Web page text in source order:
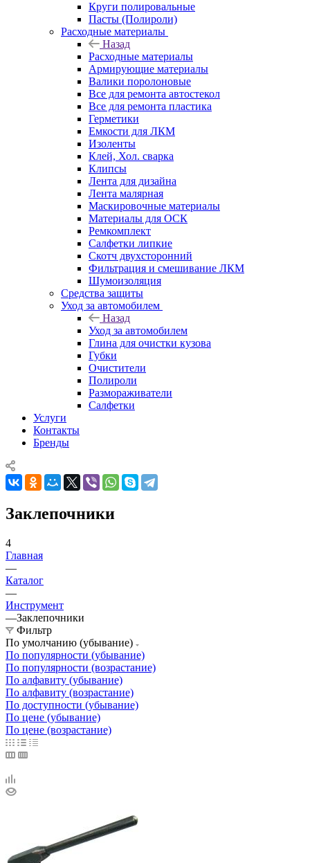
Круги полировальные
Пасты (Полироли)
Расходные материалы
Назад
Расходные материалы
Армирующие материалы
Валики поролоновые
Все для ремонта автостекол
Все для ремонта пластика
Герметики
Емкости для ЛКМ
Изоленты
Клей, Хол. сварка
Клипсы
Лента для дизайна
Лента малярная
Маскировочные материалы
Материалы для ОСК
Ремкомплект
Салфетки липкие
Скотч двухсторонний
Фильтрация и смешивание ЛКМ
Шумоизоляция
Средства защиты
Уход за автомобилем
Назад
Уход за автомобилем
Глина для очистки кузова
Губки
Очистители
Полироли
Размораживатели
Салфетки
Услуги
Контакты
Бренды
Заклепочники
4
Главная
—
Каталог
—
Инструмент
—Заклепочники
Фильтр
По умолчанию (убывание)
По популярности (убывание)
По популярности (возрастание)
По алфавиту (убывание)
По алфавиту (возрастание)
По доступности (убывание)
По цене (убывание)
По цене (возрастание)